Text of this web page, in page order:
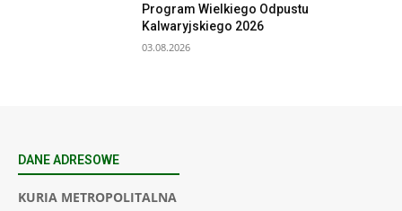
Program Wielkiego Odpustu
Kalwaryjskiego 2026
03.08.2026
DANE ADRESOWE
KURIA METROPOLITALNA